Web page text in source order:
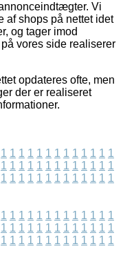
Vi
af shops på nettet idet
og tager imod
vores side realiserer
opdateres ofte, men
der er realiseret
1 1 1 1 1 1 1 1 1 1 1 1 1
1 1 1 1 1 1 1 1 1 1 1 1 1
1 1 1 1 1 1 1 1 1 1 1 1 1
1 1 1 1 1 1 1 1 1 1 1 1 1
1 1 1 1 1 1 1 1 1 1 1 1 1
1 1 1 1 1 1 1 1 1 1 1 1 1